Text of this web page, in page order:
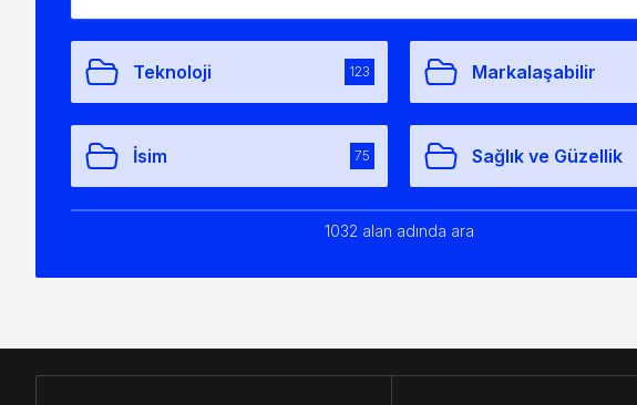
Teknoloji 123 Markalaşabilir
İsim 75 Sağlık ve Güzellik
1032 alan adında ara